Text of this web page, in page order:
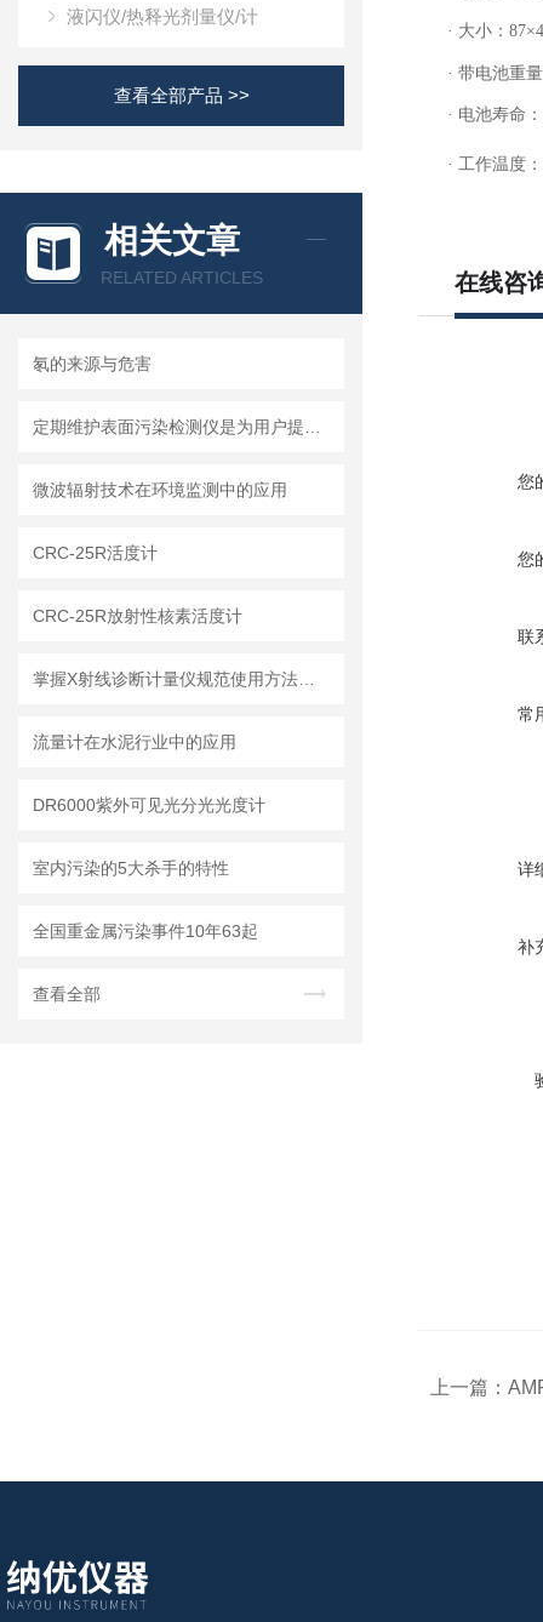
液闪仪/热释光剂量仪/计
查看全部产品 >>
相关文章
RELATED ARTICLES
氡的来源与危害
微波辐射技术在环境监测中的应用
CRC-25R活度计
CRC-25R放射性核素活度计
流量计在水泥行业中的应用
DR6000紫外可见光分光光度计
室内污染的5大杀手的特性
全国重金属污染事件10年63起
查看全部
· 大小： 87×
· 带电池重
· 电池寿命：
· 工作温度：
在线咨
您
您
联
常
详
补
上一篇：